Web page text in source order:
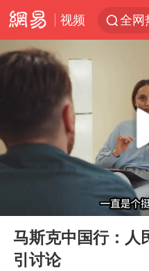
视频 全网
Play
马斯克中国行：人
引讨论